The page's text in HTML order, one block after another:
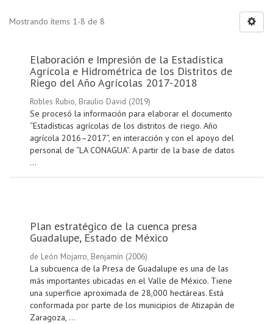
Mostrando ítems 1-8 de 8
Elaboración e Impresión de la Estadística
Agrícola e Hidrométrica de los Distritos de
Riego del Año Agrícolas 2017-2018
Robles Rubio, Braulio David (2019)
Se procesó la información para elaborar el documento
“Estadísticas agrícolas de los distritos de riego. Año
agrícola 2016–2017”, en interacción y con el apoyo del
personal de “LA CONAGUA”. A partir de la base de datos
...
Plan estratégico de la cuenca presa
Guadalupe, Estado de México
de León Mojarro, Benjamín (2006)
La subcuenca de la Presa de Guadalupe es una de las
más importantes ubicadas en el Valle de México. Tiene
una superficie aproximada de 28,000 hectáreas. Está
conformada por parte de los municipios de Atizapán de
Zaragoza, ...